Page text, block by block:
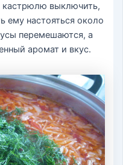
кастрюлю выключить,
ему настояться около
перемешаются, а
аромат и вкус.